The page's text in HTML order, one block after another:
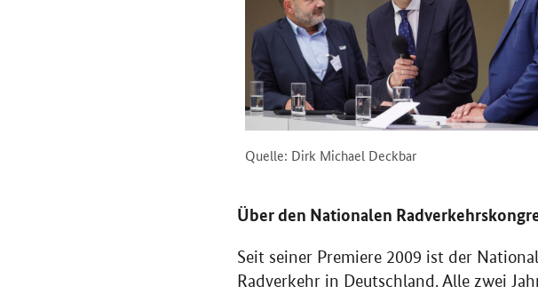
Quelle: Dirk Michael Deckbar
Über den Nationalen
Seit seiner Premiere 2009 ist der
Radverkehr in Deutschland. Alle zwei